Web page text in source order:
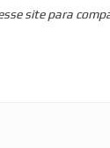
site para